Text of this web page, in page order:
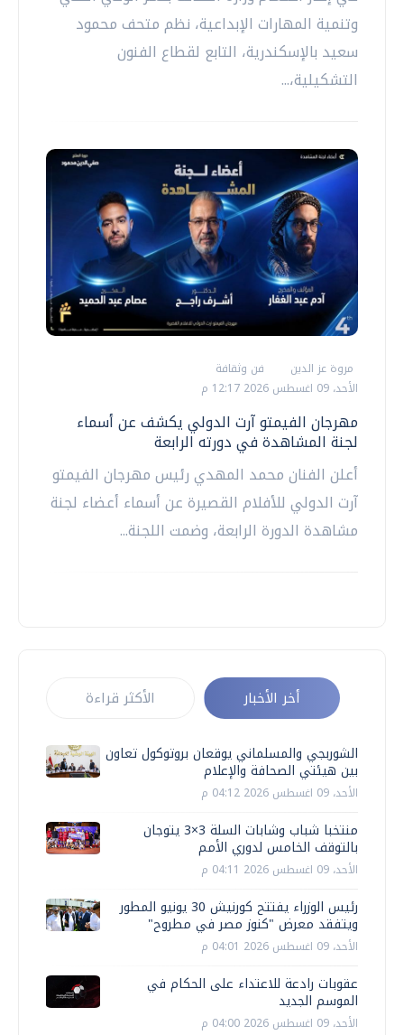
وتنمية المهارات الإبداعية، نظم متحف محمود
سعيد بالإسكندرية، التابع لقطاع الفنون
التشكيلية،...
مروة عز الدين
فن وثقافة
الأحد، 09 اغسطس 2026 12:17 م
مهرجان الفيمتو آرت الدولي يكشف عن أسماء
لجنة المشاهدة في دورته الرابعة
أعلن الفنان محمد المهدي رئيس مهرجان الفيمتو
آرت الدولي للأفلام القصيرة عن أسماء أعضاء لجنة
مشاهدة الدورة الرابعة، وضمت اللجنة...
أخر الأخبار الأكثر قراءة
الشوربجي والمسلماني يوقعان بروتوكول تعاون
بين هيئتي الصحافة والإعلام
الأحد، 09 اغسطس 2026 04:12 م
منتخبا شباب وشابات السلة 3×3 يتوجان
بالتوقف الخامس لدوري الأمم
الأحد، 09 اغسطس 2026 04:11 م
رئيس الوزراء يفتتح كورنيش 30 يونيو المطور
ويتفقد معرض "كنوز مصر في مطروح"
الأحد، 09 اغسطس 2026 04:01 م
عقوبات رادعة للاعتداء على الحكام في
الموسم الجديد
الأحد، 09 اغسطس 2026 04:00 م